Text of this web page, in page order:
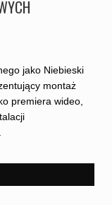
jako Niebieski
montaż
premiera wideo,